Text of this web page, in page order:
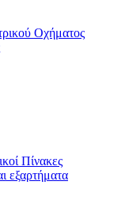
Οχήματος
Πίνακες
εξαρτήματα